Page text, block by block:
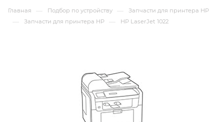
Главная — Подбор по устройству — Запчасти для принтера HP
— Запчасти для принтера HP — HP LaserJet 1022